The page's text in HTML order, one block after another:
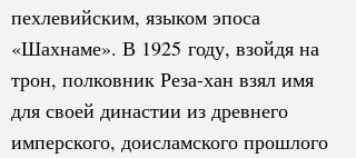
пехлевийским, языком эпоса
«Шахнаме». В 1925 году, взойдя на
трон, полковник Реза-хан взял имя
для своей династии из древнего
имперского, доисламского прошлого